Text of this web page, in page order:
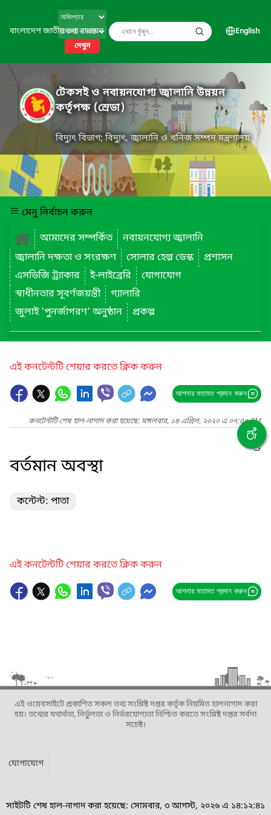
বাংলাদেশ জাতীয় তথ্য বাতায়ন
দেখুন
English
টেকসই ও নবায়নযোগ্য জ্বালানি উন্নয়ন
কর্তৃপক্ষ (স্রেডা)
বিদ্যুৎ বিভাগ; বিদ্যুৎ, জ্বালানি ও খনিজ সম্পদ মন্ত্রণালয়
মেনু নির্বাচন করুন
আমাদের সম্পর্কিত
নবায়নযোগ্য জ্বালানি
জ্বালানি দক্ষতা ও সংরক্ষণ
সোলার হেল্প ডেস্ক
প্রশাসন
এসডিজি ট্র্যাকার
ই-লাইব্রেরি
যোগাযোগ
স্বাধীনতার সূবর্ণজয়ন্তী
গ্যালারি
জুলাই 'পুনর্জাগরণ' অনুষ্ঠান
প্রকল্প
এই কনটেন্টটি শেয়ার করতে ক্লিক করুন
আপনার মতামত প্রদান করুন
কনটেন্টটি শেষ হাল-নাগাদ করা হয়েছে: মঙ্গলবার, ১৪ এপ্রিল, ২০২০ এ ০৭:৫০ PM
বর্তমান অবস্থা
কন্টেন্ট: পাতা
এই কনটেন্টটি শেয়ার করতে ক্লিক করুন
আপনার মতামত প্রদান করুন
এই ওয়েবসাইটে প্রকাশিত সকল তথ্য সংশ্লিষ্ট দপ্তর কর্তৃক নিয়মিত হালনাগাদ করা
হয়। তথ্যের যথার্থতা, নির্ভুলতা ও নির্ভরযোগ্যতা নিশ্চিত করতে সংশ্লিষ্ট দপ্তর সর্বদা
সচেষ্ট।
যোগাযোগ
সাইটটি শেষ হাল-নাগাদ করা হয়েছে: সোমবার, ৩ আগস্ট, ২০২৬ এ ১৪:১২:৪১